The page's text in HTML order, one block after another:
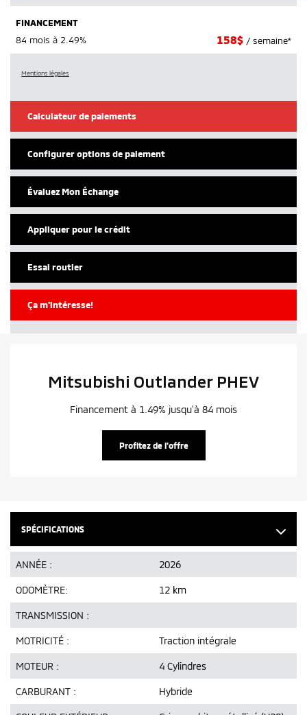
SPÉCIFICATIONS
ANNÉE : 2026
ODOMÈTRE: 12 km
TRANSMISSION :
MOTRICITÉ : Traction intégrale
MOTEUR : 4 Cylindres
CARBURANT : Hybride
FINANCEMENT
84 mois à 2.49%
158$ / semaine*
Mentions légales
Calculateur de paiements
Configurer options de paiement
Évaluez Mon Échange
Appliquer pour le crédit
Essai routier
Ça m'intéresse!
Mitsubishi Outlander PHEV
Financement à 1.49% jusqu'à 84 mois
Profitez de l'offre